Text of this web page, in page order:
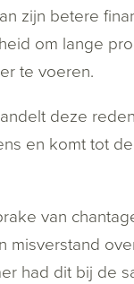
zijn betere
om lange
te voeren.
deze
en komt tot
van
misverstand
had dit bij de